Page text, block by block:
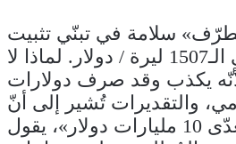
سلامة في تبنّي تثبيت
سعر الصرف على الـ1507 ليرة / دولار. لماذا لا
يكذب وقد صرف دولارات
والتقديرات تُشير إلى أنّ
المبلغ المُتبقي لا يتعدّى 10 مليارات دولار»، يقول